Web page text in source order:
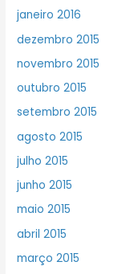
janeiro 2016
dezembro 2015
novembro 2015
outubro 2015
setembro 2015
agosto 2015
julho 2015
junho 2015
maio 2015
abril 2015
março 2015